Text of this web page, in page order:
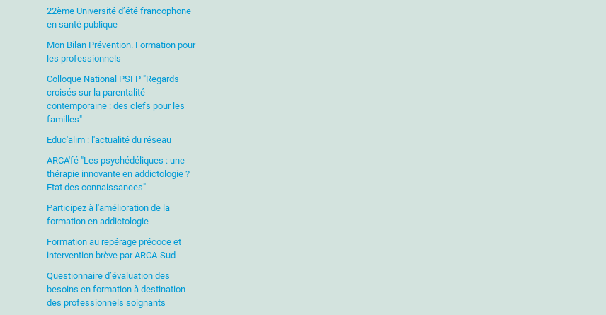
22ème Université d’été francophone
en santé publique
Mon Bilan Prévention. Formation pour
les professionnels
Colloque National PSFP "Regards
croisés sur la parentalité
contemporaine : des clefs pour les
familles"
Educ'alim : l'actualité du réseau
ARCA'fé "Les psychédéliques : une
thérapie innovante en addictologie ?
Etat des connaissances"
Participez à l'amélioration de la
formation en addictologie
Formation au repérage précoce et
intervention brève par ARCA-Sud
Questionnaire d’évaluation des
besoins en formation à destination
des professionnels soignants